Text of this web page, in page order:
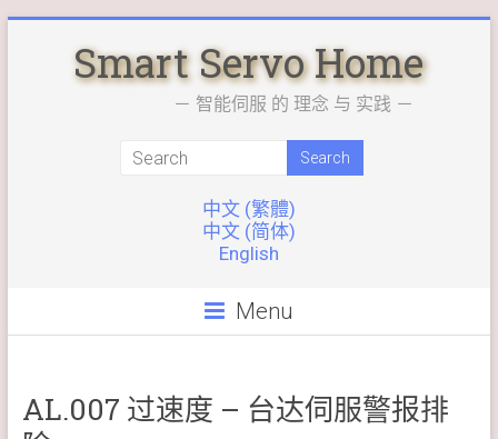
Smart Servo Home
－ 智能伺服 的 理念 与 实践 －
中文 (繁體)
中文 (简体)
English
Menu
AL.007 过速度 – 台达伺服警报排